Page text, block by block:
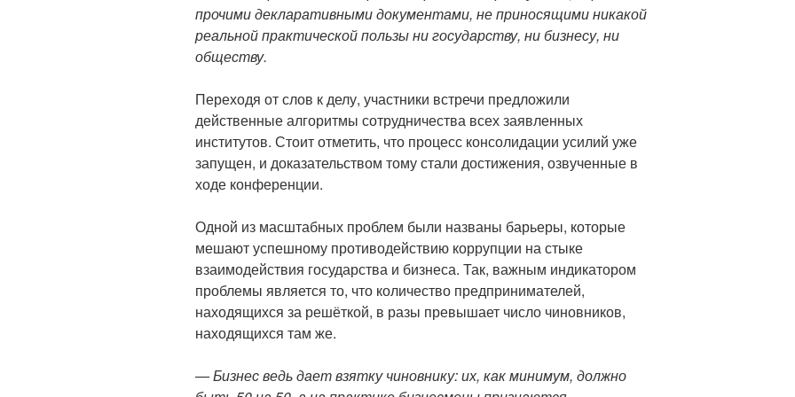
прочими декларативными документами, не приносящими никакой
реальной практической пользы ни государству, ни бизнесу, ни
обществу.
Переходя от слов к делу, участники встречи предложили
действенные алгоритмы сотрудничества всех заявленных
институтов. Стоит отметить, что процесс консолидации усилий уже
запущен, и доказательством тому стали достижения, озвученные в
ходе конференции.
Одной из масштабных проблем были названы барьеры, которые
мешают успешному противодействию коррупции на стыке
взаимодействия государства и бизнеса. Так, важным индикатором
проблемы является то, что количество предпринимателей,
находящихся за решёткой, в разы превышает число чиновников,
находящихся там же.
— Бизнес ведь дает взятку чиновнику: их, как минимум, должно